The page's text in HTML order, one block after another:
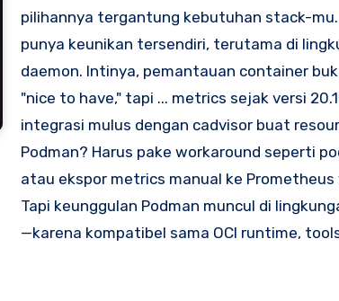
pilihannya tergantung kebutuhan stack-mu.
punya keunikan tersendiri, terutama di
daemon. Intinya, pemantauan container
"nice to have," tapi ... metrics sejak versi
integrasi mulus dengan cadvisor buat
Podman? Harus pake workaround seperti
atau ekspor metrics manual ke Prometheus
Tapi keunggulan Podman muncul di
—karena kompatibel sama OCI runtime,